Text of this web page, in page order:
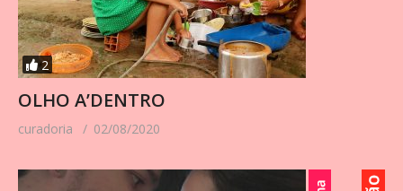
2
OLHO A’DENTRO
curadoria 02/08/2020